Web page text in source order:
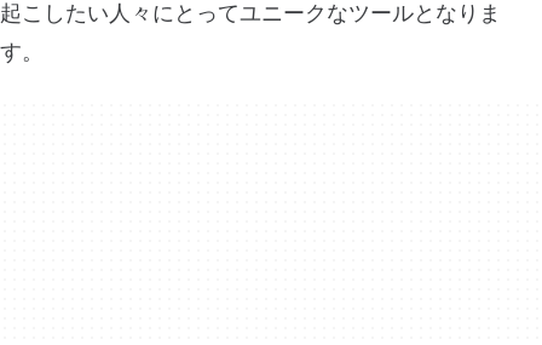
起こしたい人々にとってユニークなツールとなりま
す。